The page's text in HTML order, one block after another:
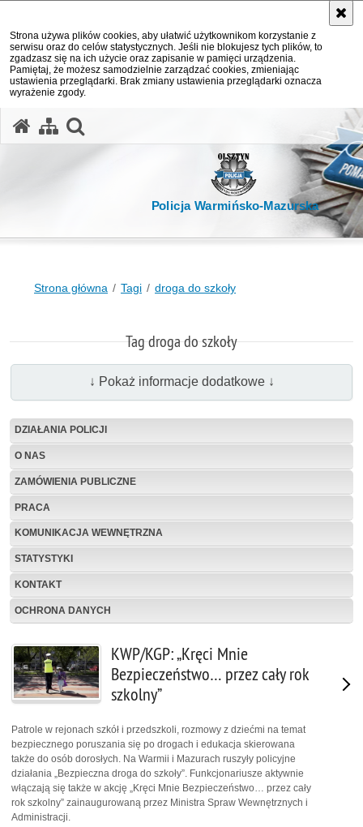
Strona używa plików cookies, aby ułatwić użytkownikom korzystanie z
serwisu oraz do celów statystycznych. Jeśli nie blokujesz tych plików, to
zgadzasz się na ich użycie oraz zapisanie w pamięci urządzenia.
Pamiętaj, że możesz samodzielnie zarządzać cookies, zmieniając
ustawienia przeglądarki. Brak zmiany ustawienia przeglądarki oznacza
wyrażenie zgody.
Policja Warmińsko-Mazurska
Strona główna Tagi droga do szkoły
Tag droga do szkoły
↓ Pokaż informacje dodatkowe ↓
DZIAŁANIA POLICJI
O NAS
ZAMÓWIENIA PUBLICZNE
PRACA
KOMUNIKACJA WEWNĘTRZNA
STATYSTYKI
KONTAKT
OCHRONA DANYCH
KWP/KGP: „Kręci Mnie
Bezpieczeństwo… przez cały rok
szkolny”
Patrole w rejonach szkół i przedszkoli, rozmowy z dziećmi na temat
bezpiecznego poruszania się po drogach i edukacja skierowana
także do osób dorosłych. Na Warmii i Mazurach ruszyły policyjne
działania „Bezpieczna droga do szkoły”. Funkcjonariusze aktywnie
włączają się także w akcję „Kręci Mnie Bezpieczeństwo… przez cały
rok szkolny” zainaugurowaną przez Ministra Spraw Wewnętrznych i
Administracji.